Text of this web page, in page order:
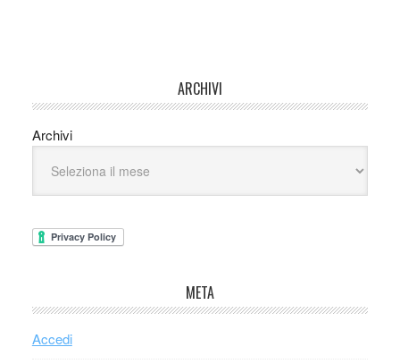
ARCHIVI
Archivi
META
Accedi